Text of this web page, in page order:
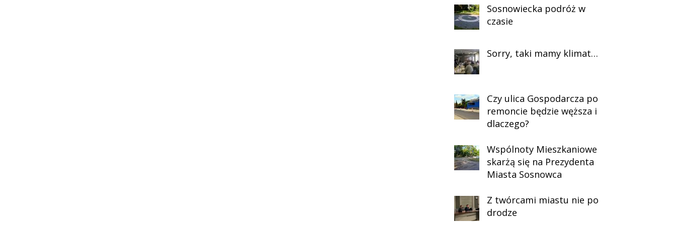
Sosnowiecka podróż w
czasie
Sorry, taki mamy klimat…
Czy ulica Gospodarcza po
remoncie będzie węższa i
dlaczego?
Wspólnoty Mieszkaniowe
skarżą się na Prezydenta
Miasta Sosnowca
Z twórcami miastu nie po
drodze